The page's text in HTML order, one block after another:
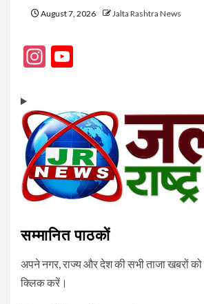
August 7, 2026 Jalta Rashtra News
Instagram
सम्मानित पाठकों
अपने नगर, राज्य और देश की सभी ताजा खबरों
क्लिक करें।